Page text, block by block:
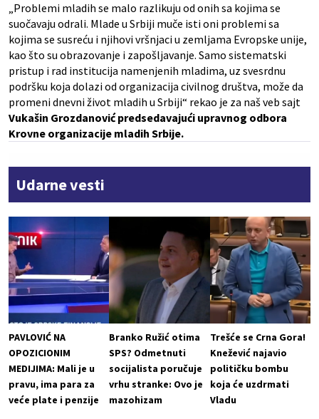
„Problemi mladih se malo razlikuju od onih sa kojima se
suočavaju odrali. Mlade u Srbiji muče isti oni problemi sa
kojima se susreću i njihovi vršnjaci u zemljama Evropske unije,
kao što su obrazovanje i zapošljavanje. Samo sistematski
pristup i rad institucija namenjenih mladima, uz svesrdnu
podršku koja dolazi od organizacija civilnog društva, može da
promeni dnevni život mladih u Srbiji“ rekao je za naš veb sajt
Vukašin Grozdanović predsedavajući upravnog odbora
Krovne organizacije mladih Srbije.
Udarne vesti
PAVLOVIĆ NA
OPOZICIONIM
MEDIJIMA: Mali je u
pravu, ima para za
veće plate i penzije
Branko Ružić otima
SPS? Odmetnuti
socijalista poručuje
vrhu stranke: Ovo je
mazohizam
Trešće se Crna Gora!
Knežević najavio
političku bombu
koja će uzdrmati
Vladu